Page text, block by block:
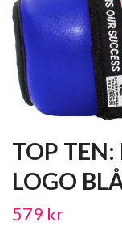
TOP
LOGO
579 kr